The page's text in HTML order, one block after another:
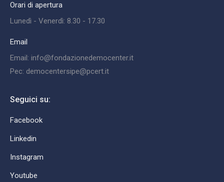
Orari di apertura
Lunedì - Venerdì: 8.30 - 17.30
Email
Email: info@fondazionedemocenter.it
Pec: democentersipe@pcert.it
Seguici su:
Facebook
Linkedin
Instagram
Youtube